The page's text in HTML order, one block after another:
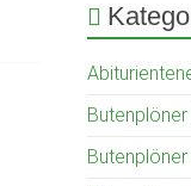
Butenplöner